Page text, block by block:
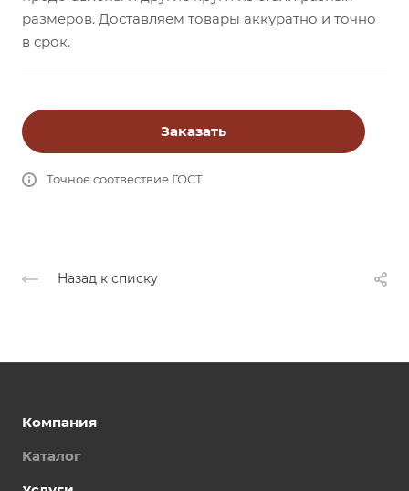
размеров. Доставляем товары аккуратно и точно
в срок.
Заказать
Точное соотвествие ГОСТ.
Назад к списку
Компания
Каталог